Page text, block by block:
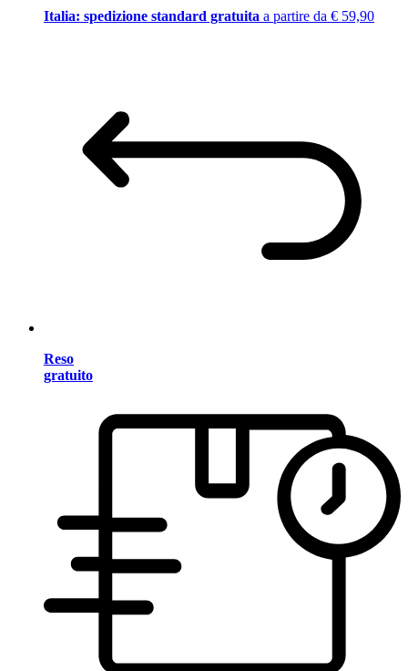
Italia: spedizione standard gratuita a partire da € 59,90
Reso
gratuito